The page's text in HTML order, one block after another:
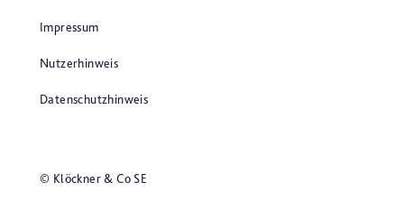
© Klöckner & Co SE
Impressum
Nutzerhinweis
Datenschutzhinweis